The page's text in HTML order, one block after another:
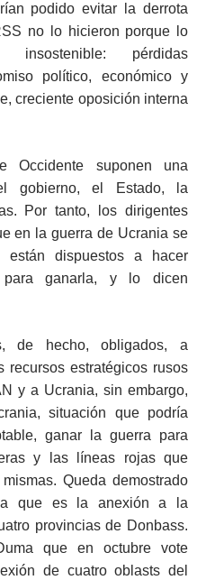
podido evitar la derrota
no lo hicieron porque lo
insostenible: pérdidas
político, económico y
creciente oposición interna
Occidente suponen una
gobierno, el Estado, la
Por tanto, los dirigentes
en la guerra de Ucrania se
dispuestos a hacer
para ganarla, y lo dicen
de hecho, obligados, a
recursos estratégicos rusos
y a Ucrania, sin embargo,
situación que podría
ganar la guerra para
y las líneas rojas que
Queda demostrado
que es la anexión a la
provincias de Donbass.
que en octubre vote
de cuatro oblasts del